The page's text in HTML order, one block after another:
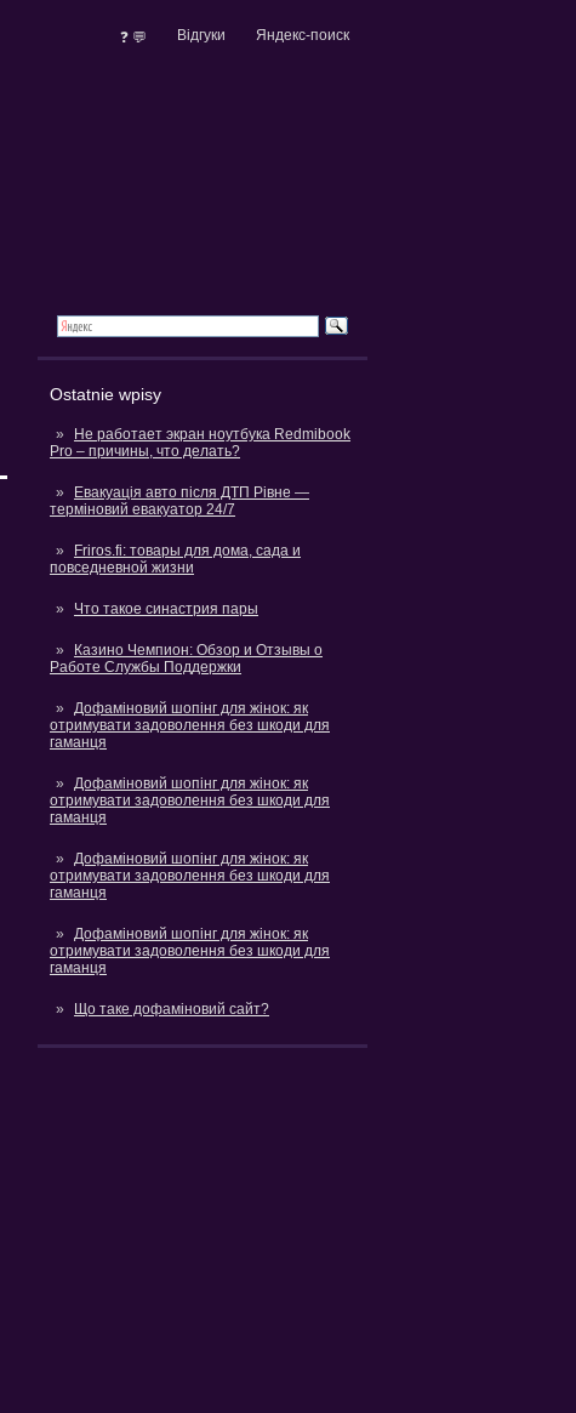
❓ 💬 Відгуки Яндекс-поиск
Ostatnie wpisy
Не работает экран ноутбука Redmibook
Pro – причины, что делать?
Евакуація авто після ДТП Рівне —
терміновий евакуатор 24/7
Friros.fi: товары для дома, сада и
повседневной жизни
Что такое синастрия пары
Казино Чемпион: Обзор и Отзывы о
Работе Службы Поддержки
Дофаміновий шопінг для жінок: як
отримувати задоволення без шкоди для
гаманця
Дофаміновий шопінг для жінок: як
отримувати задоволення без шкоди для
гаманця
Дофаміновий шопінг для жінок: як
отримувати задоволення без шкоди для
гаманця
Дофаміновий шопінг для жінок: як
отримувати задоволення без шкоди для
гаманця
Що таке дофаміновий сайт?